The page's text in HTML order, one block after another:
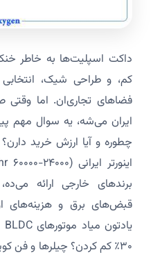
داکت اسپلیت‌ها به خاطر
کم، و طراحی شیک، انتخابی
فضاهای تجاری‌ان. اما
ایران می‌شه، یه سوال مهم
چطوره و آیا ارزش خرید
برندهای خارجی ارائه
قبض‌های برق و هزینه‌های
۳۰٪ کم کردن؟ چیلرها و فن